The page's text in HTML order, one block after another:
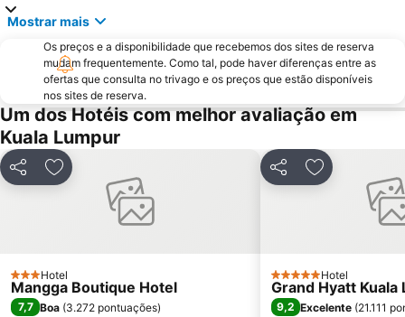
Mostrar mais
Os preços e a disponibilidade que recebemos dos sites de reserva
mudam frequentemente. Como tal, pode haver diferenças entre as
ofertas que consulta no trivago e os preços que estão disponíveis
nos sites de reserva.
Um dos Hotéis com melhor avaliação em
Kuala Lumpur
PartilharAdicionar aos favoritos
3 Estrelas
Hotel
Mangga Boutique Hotel
7,7 Boa (3.272 pontuações)
PartilharAdicionar
5 EstrelasHotel
Grand Hyatt Kuala
9,2 Excelente (21.111